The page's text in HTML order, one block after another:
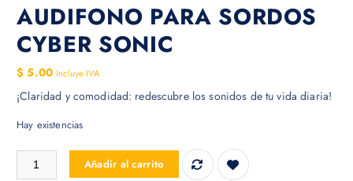
AUDIFONO PARA SORDOS
CYBER SONIC
$ 5.00 Incluye IVA
¡Claridad y comodidad: redescubre los sonidos de tu vida diaria!
Hay existencias
AUDIFONO PARA SORDOS CYBER SONIC cantidad
Añadir al carrito